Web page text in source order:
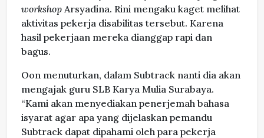
workshop Arsyadina. Rini mengaku kaget melihat
aktivitas pekerja disabilitas tersebut. Karena
hasil pekerjaan mereka dianggap rapi dan
bagus.
Oon menuturkan, dalam Subtrack nanti dia akan
mengajak guru SLB Karya Mulia Surabaya.
“Kami akan menyediakan penerjemah bahasa
isyarat agar apa yang dijelaskan pemandu
Subtrack dapat dipahami oleh para pekerja